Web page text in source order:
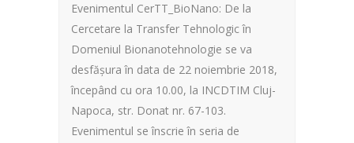
Evenimentul CerTT_BioNano: De la
Cercetare la Transfer Tehnologic în
Domeniul Bionanotehnologie se va
desfășura în data de 22 noiembrie 2018,
începând cu ora 10.00, la INCDTIM Cluj-
Napoca, str. Donat nr. 67-103.
Evenimentul se înscrie în seria de